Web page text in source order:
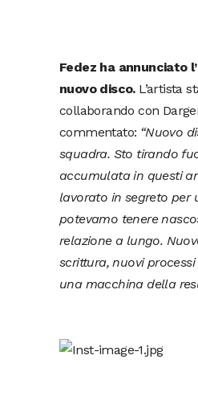
Fedez ha annunciato
nuovo disco.L’artista
collaborando con
commentato: “Nuovo
squadra. Sto tirando
accumulata in questi
lavorato in segreto per
potevamo tenere
relazione a lungo.
scrittura, nuovi
una macchina della